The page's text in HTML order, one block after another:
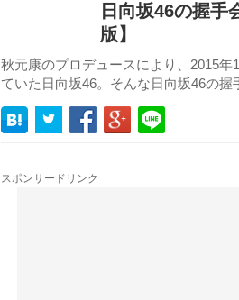
日向坂46の握手
版】
秋元康のプロデュースにより、2015
ていた日向坂46。そんな日向坂46の握
スポンサードリンク